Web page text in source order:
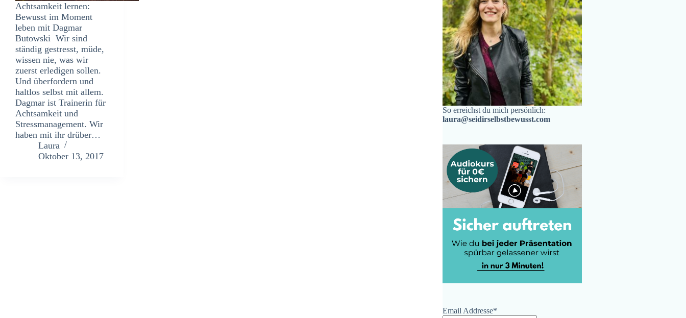
Achtsamkeit lernen:
Bewusst im Moment
leben mit Dagmar
Butowski Wir sind
ständig gestresst, müde,
wissen nie, was wir
zuerst erledigen sollen.
Und überfordern und
haltlos selbst mit allem.
Dagmar ist Trainerin für
Achtsamkeit und
Stressmanagement. Wir
haben mit ihr drüber…
Laura
Oktober 13, 2017
So erreichst du mich persönlich:
laura@seidirselbstbewusst.com
Email Addresse*